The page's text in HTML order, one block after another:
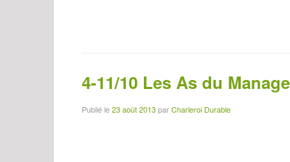
4-11/10 Les As du
Publié le23 août 2013parCharleroi Durable